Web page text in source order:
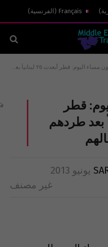
)
Français
( الفرنسية)
اليوم: قطر أبعدت ٢٥ لبنانياً بعد طردهم من بيوتهم وأعمالهم
قطر
بعد طردهم
غير مصنف